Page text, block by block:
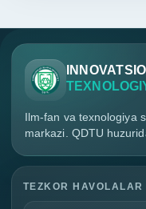
Ilm-fan va texnologiya
markazi. QDTU
TEZKOR HAVOLALAR